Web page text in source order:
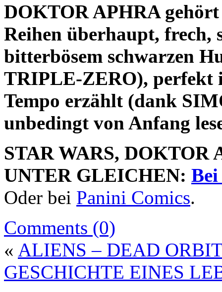
DOKTOR APHRA gehört
Reihen überhaupt, frech,
bitterbösem schwarzen
TRIPLE-ZERO), perfekt
Tempo erzählt (dank
unbedingt von Anfang
STAR WARS,
UNTER GLEICHEN:
Oder bei Panini Comics.
Comments (0)
« ALIENS – DEAD
GESCHICHTE EINES